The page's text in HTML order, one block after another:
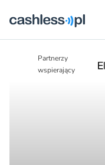
Partnerzy
wspierający